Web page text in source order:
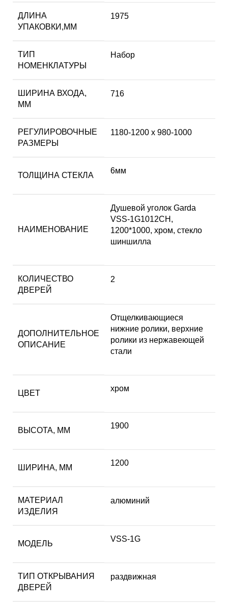
ДЛИНА
УПАКОВКИ,ММ
1975
ТИП
НОМЕНКЛАТУРЫ
Набор
ШИРИНА ВХОДА,
ММ
716
РЕГУЛИРОВОЧНЫЕ
РАЗМЕРЫ
1180-1200 x 980-1000
ТОЛЩИНА СТЕКЛА
6мм
НАИМЕНОВАНИЕ
Душевой уголок Garda
VSS-1G1012CH,
1200*1000, хром, стекло
шиншилла
КОЛИЧЕСТВО
ДВЕРЕЙ
2
ДОПОЛНИТЕЛЬНОЕ
ОПИСАНИЕ
Отщелкивающиеся
нижние ролики, верхние
ролики из нержавеющей
стали
ЦВЕТ
хром
ВЫСОТА, ММ
1900
ШИРИНА, ММ
1200
МАТЕРИАЛ
ИЗДЕЛИЯ
алюминий
МОДЕЛЬ
VSS-1G
ТИП ОТКРЫВАНИЯ
ДВЕРЕЙ
раздвижная